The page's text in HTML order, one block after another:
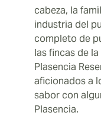
cabeza, la
industria del
completo de
las fincas de
Plasencia
aficionados a
sabor con
Plasencia.